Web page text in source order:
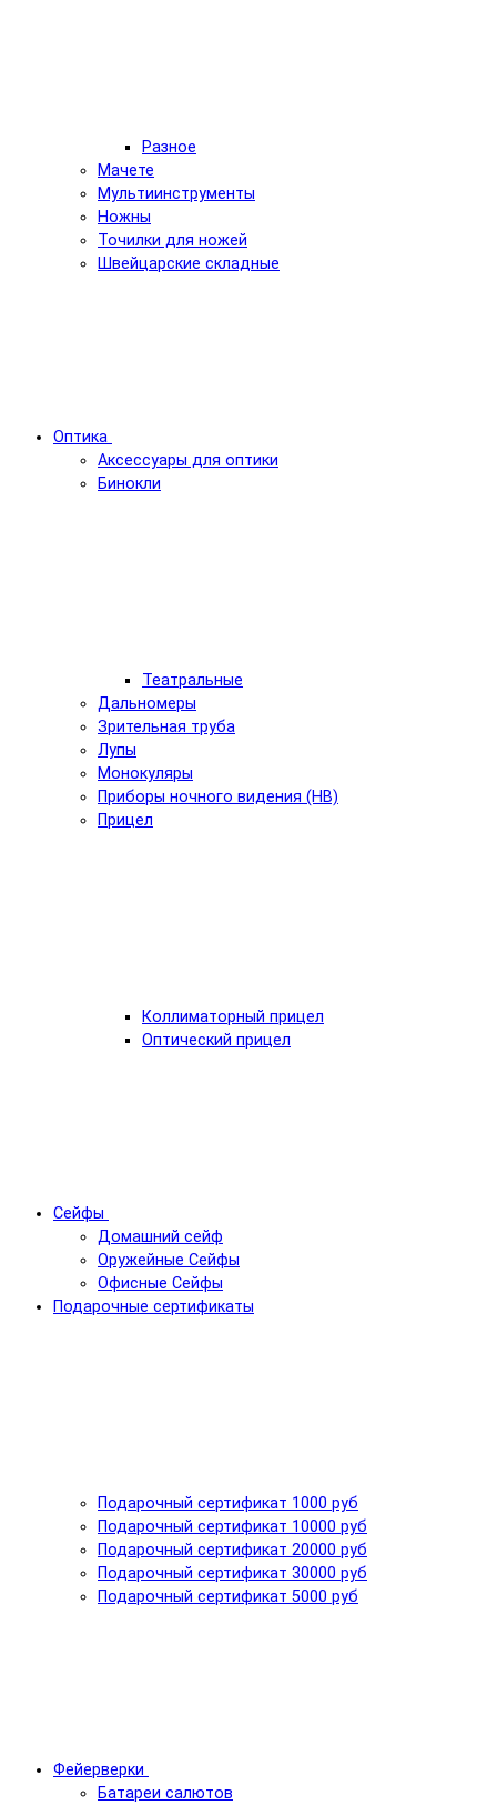
Разное
Мачете
Мультиинструменты
Ножны
Точилки для ножей
Швейцарские складные
Оптика
Аксессуары для оптики
Бинокли
Театральные
Дальномеры
Зрительная труба
Лупы
Монокуляры
Приборы ночного видения (НВ)
Прицел
Коллиматорный прицел
Оптический прицел
Сейфы
Домашний сейф
Оружейные Сейфы
Офисные Сейфы
Подарочные сертификаты
Подарочный сертификат 1000 руб
Подарочный сертификат 10000 руб
Подарочный сертификат 20000 руб
Подарочный сертификат 30000 руб
Подарочный сертификат 5000 руб
Фейерверки
Батареи салютов